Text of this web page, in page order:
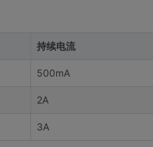
持续电流
500mA
2A
3A